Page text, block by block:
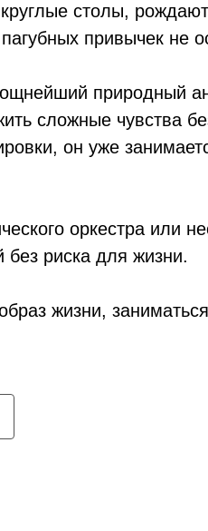
столы,
привычек не
природный
сложные чувства
он уже
оркестра или
без риска для жизни.
жизни,